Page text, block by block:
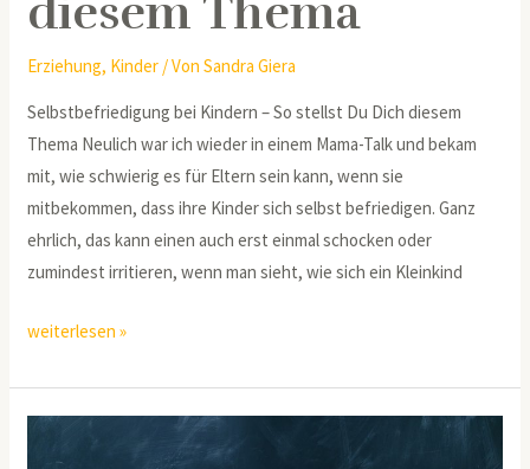
diesem Thema
Erziehung, Kinder / VonSandra Giera
Selbstbefriedigung bei Kindern – So stellst Du Dich diesem
Thema Neulich war ich wieder in einem Mama-Talk und bekam
mit, wie schwierig es für Eltern sein kann, wenn sie
mitbekommen, dass ihre Kinder sich selbst befriedigen. Ganz
ehrlich, das kann einen auch erst einmal schocken oder
zumindest irritieren, wenn man sieht, wie sich ein Kleinkind
weiterlesen »